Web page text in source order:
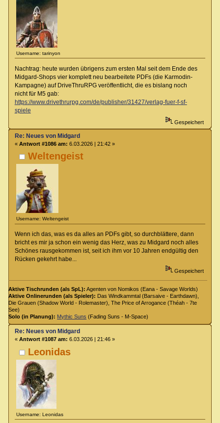
Username: tarinyon
Nachtrag: heute wurden übrigens zum ersten Mal seit dem Ende des
Midgard-Shops vier komplett neu bearbeitete PDFs (die Karmodin-
Kampagne) auf DriveThruRPG veröffentlicht, die es bislang noch
nicht für M5 gab:
https://www.drivethrurpg.com/de/publisher/31427/verlag-fuer-f-sf-
spiele
Gespeichert
Weltengeist
Username: Weltengeist
Re: Neues von Midgard
« Antwort #1086 am: 6.03.2026 | 21:42 »
Wenn ich das, was es da alles an PDFs gibt, so durchblättere, dann
bricht es mir ja schon ein wenig das Herz, was zu Midgard noch alles
Schönes rausgekommen ist, seit ich ihm vor 10 Jahren endgültig den
Rücken gekehrt habe...
Gespeichert
Aktive Tischrunden (als SpL): Agenten von Nomikos (Eana - Savage Worlds)
Aktive Onlinerunden (als Spieler): Das Windkammtal (Barsaive - Earthdawn),
Die Grauen (Shadow World - Rolemaster), The Price of Arrogance (Théah - 7te
See)
Solo (in Planung): Mythic Suns (Fading Suns - M-Space)
Leonidas
Username: Leonidas
Re: Neues von Midgard
« Antwort #1087 am: 6.03.2026 | 21:46 »